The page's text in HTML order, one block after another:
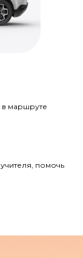
в маршруте
помочь